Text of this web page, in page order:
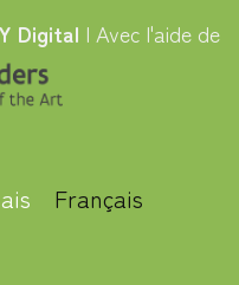
Digital | Avec l'aide de
Français